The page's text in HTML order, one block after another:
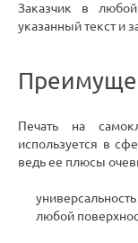
Заказчик в
указанный текст и
Печать на
используется в
ведь ее плюсы
любой